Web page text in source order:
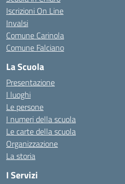
Iscrizioni On Line
Invalsi
Comune Carinola
Comune Falciano
La Scuola
Presentazione
I luoghi
Le persone
I numeri della scuola
Le carte della scuola
Organizzazione
La storia
I Servizi